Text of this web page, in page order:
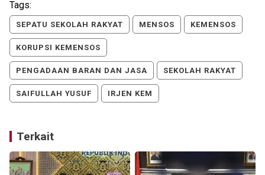
Tags:
SEPATU SEKOLAH RAKYAT MENSOS KEMENSOS
KORUPSI KEMENSOS
PENGADAAN BARAN DAN JASA SEKOLAH RAKYAT
SAIFULLAH YUSUF IRJEN KEM
Terkait